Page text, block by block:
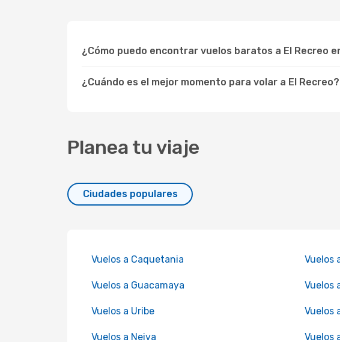
¿Cómo puedo encontrar vuelos baratos a El Recreo
¿Cuándo es el mejor momento para volar a El Recreo?
Planea tu viaje
Ciudades populares
Vuelos a Caquetania Vuelos
Vuelos a Guacamaya Vuelos
Vuelos a Uribe Vuelos
Vuelos a Neiva Vuelos